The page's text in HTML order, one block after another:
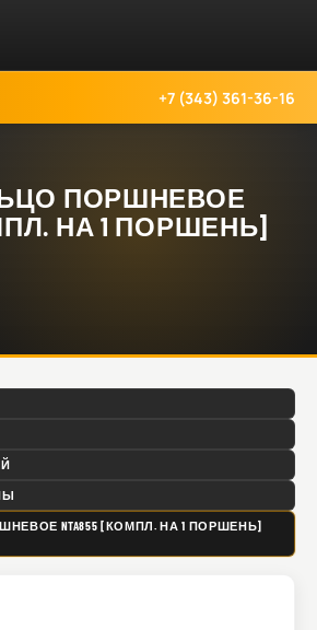
+7 (343) 361-36-16
ПОРШНЕВОЕ
НА 1 ПОРШЕНЬ]
NTA855 [КОМПЛ. НА 1 ПОРШЕНЬ]